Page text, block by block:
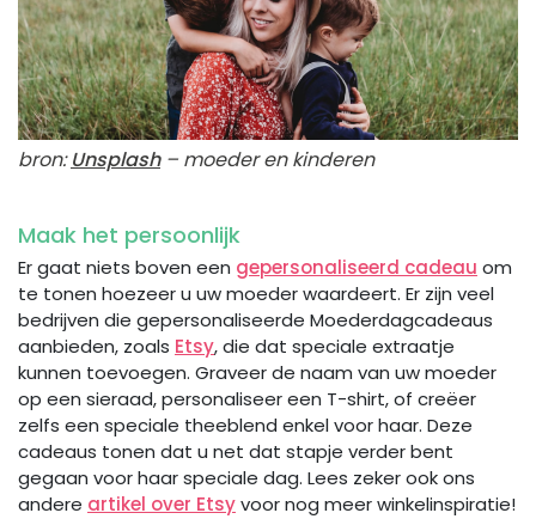
bron:Unsplash– moeder en kinderen
Maak het persoonlijk
Er gaat niets boven een gepersonaliseerd cadeau om
te tonen hoezeer u uw moeder waardeert. Er zijn veel
bedrijven die gepersonaliseerde Moederdagcadeaus
aanbieden, zoals Etsy, die dat speciale extraatje
kunnen toevoegen. Graveer de naam van uw moeder
op een sieraad, personaliseer een T-shirt, of creëer
zelfs een speciale theeblend enkel voor haar. Deze
cadeaus tonen dat u net dat stapje verder bent
gegaan voor haar speciale dag. Lees zeker ook ons
andere artikel over Etsyvoor nog meer winkelinspiratie!